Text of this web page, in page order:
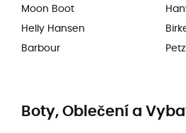
Moon Boot
Helly Hansen
Barbour
Petzl
Boty, Oblečení a